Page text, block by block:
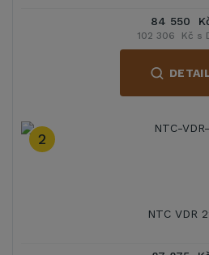
84 550
102 306 Kč s
2
NTC VDR